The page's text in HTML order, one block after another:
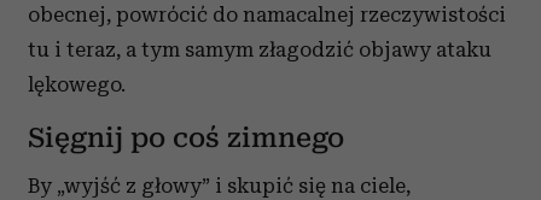
obecnej, powrócić do namacalnej rzeczywistości
tu i teraz, a tym samym złagodzić objawy ataku
lękowego.
Sięgnij po coś zimnego
By „wyjść z głowy” i skupić się na ciele,